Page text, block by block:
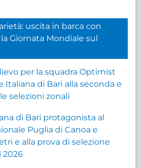
uscita in barca con
Giornata Mondiale sul
per la squadra Optimist
Italiana di Bari alla seconda e
selezioni zonali
di Bari protagonista al
Puglia di Canoa e
e alla prova di selezione
2026